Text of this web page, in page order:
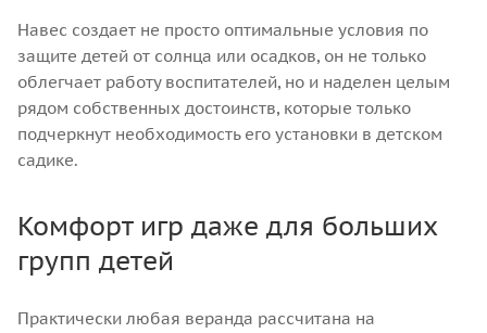
Навес создает не просто оптимальные условия по
защите детей от солнца или осадков, он не только
облегчает работу воспитателей, но и наделен целым
рядом собственных достоинств, которые только
подчеркнут необходимость его установки в детском
садике.
Комфорт игр даже для больших
групп детей
Практически любая веранда рассчитана на